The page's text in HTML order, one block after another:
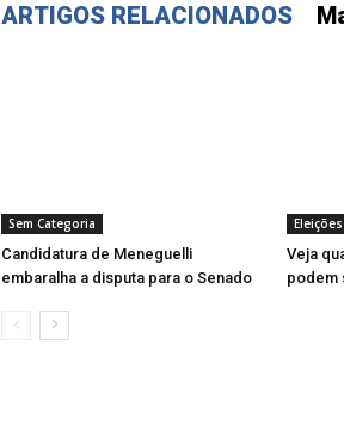
ARTIGOS RELACIONADOS
Sem Categoria
Candidatura de Meneguelli
embaralha a disputa para o Senado
Eleições
Veja
podem